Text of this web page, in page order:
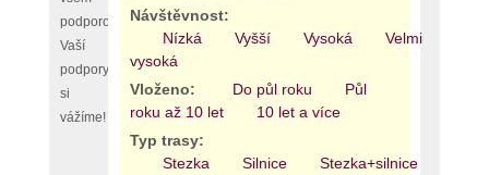
podporovatelům,
Vaší
podpory
si
vážíme!
Návštěvnost:
Nízká
Vyšší Vysoká
Velmi
vysoká
Vloženo:
Do půl roku
Půl
roku až 10 let
10 let a více
Typ trasy:
Stezka
Silnice Stezka+silnice